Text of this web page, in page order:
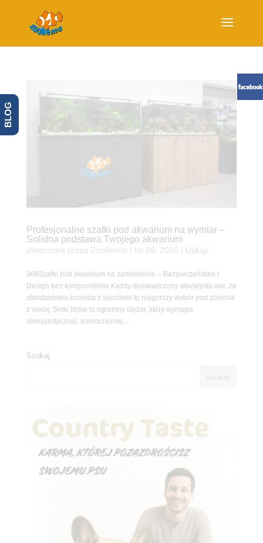
Profesjonalne szafki pod akwarium na wymiar –
Solidna podstawa Twojego akwarium
utworzone przez ZooNemo lut 26, 2026 Usługi
366Szafki pod akwarium na zamówienie – Bezpieczeństwo i
Design bez kompromisów Każdy doświadczony akwarysta wie, że
standardowa komoda z sieciówki to najgorszy wybór pod zbiornik
z wodą. Setki litrów to ogromny ciężar, który wymaga
specjalistycznej, wzmocnionej...
Szukaj
BLOG